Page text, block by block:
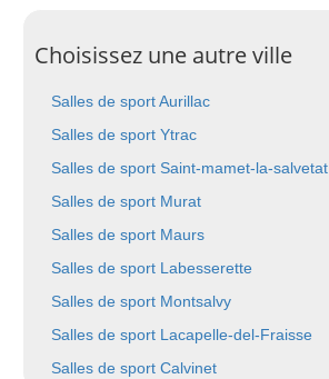
Choisissez une autre ville
Salles de sport Aurillac
Salles de sport Ytrac
Salles de sport Saint-mamet-la-salvetat
Salles de sport Murat
Salles de sport Maurs
Salles de sport Labesserette
Salles de sport Montsalvy
Salles de sport Lacapelle-del-Fraisse
Salles de sport Calvinet